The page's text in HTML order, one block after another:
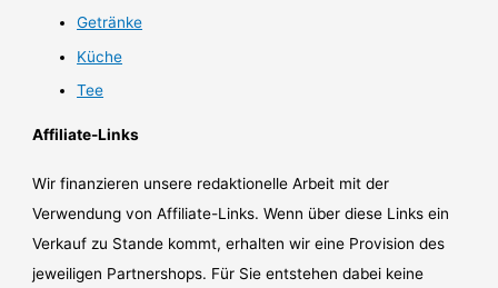
Getränke
Küche
Tee
Affiliate-Links
Wir finanzieren unsere redaktionelle Arbeit mit der
Verwendung von Affiliate-Links. Wenn über diese Links ein
Verkauf zu Stande kommt, erhalten wir eine Provision des
jeweiligen Partnershops. Für Sie entstehen dabei keine